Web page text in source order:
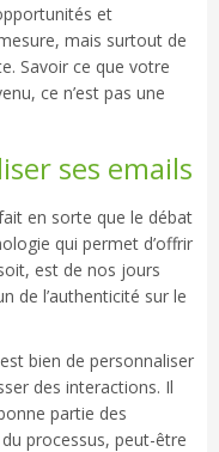
et
mais surtout de
Savoir ce que votre
ce n’est pas une
ses emails
en sorte que le débat
qui permet d’offrir
est de nos jours
de l’authenticité sur le
bien de personnaliser
des interactions. Il
partie des
processus, peut-être